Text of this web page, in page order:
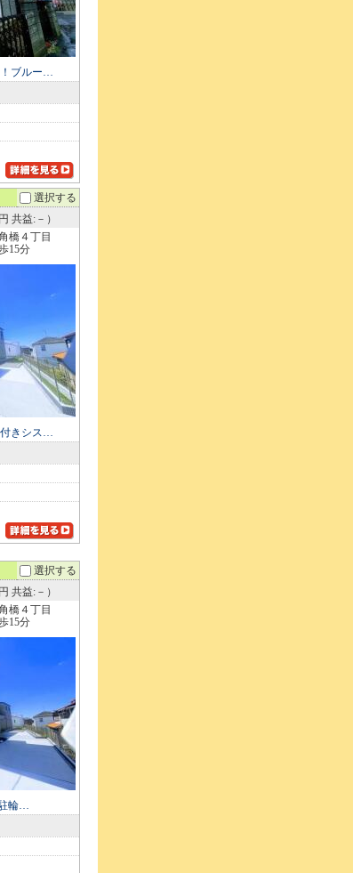
！ブルー…
選択する
共益:－）
橋４丁目
15分
付きシス…
選択する
共益:－）
橋４丁目
15分
輪…